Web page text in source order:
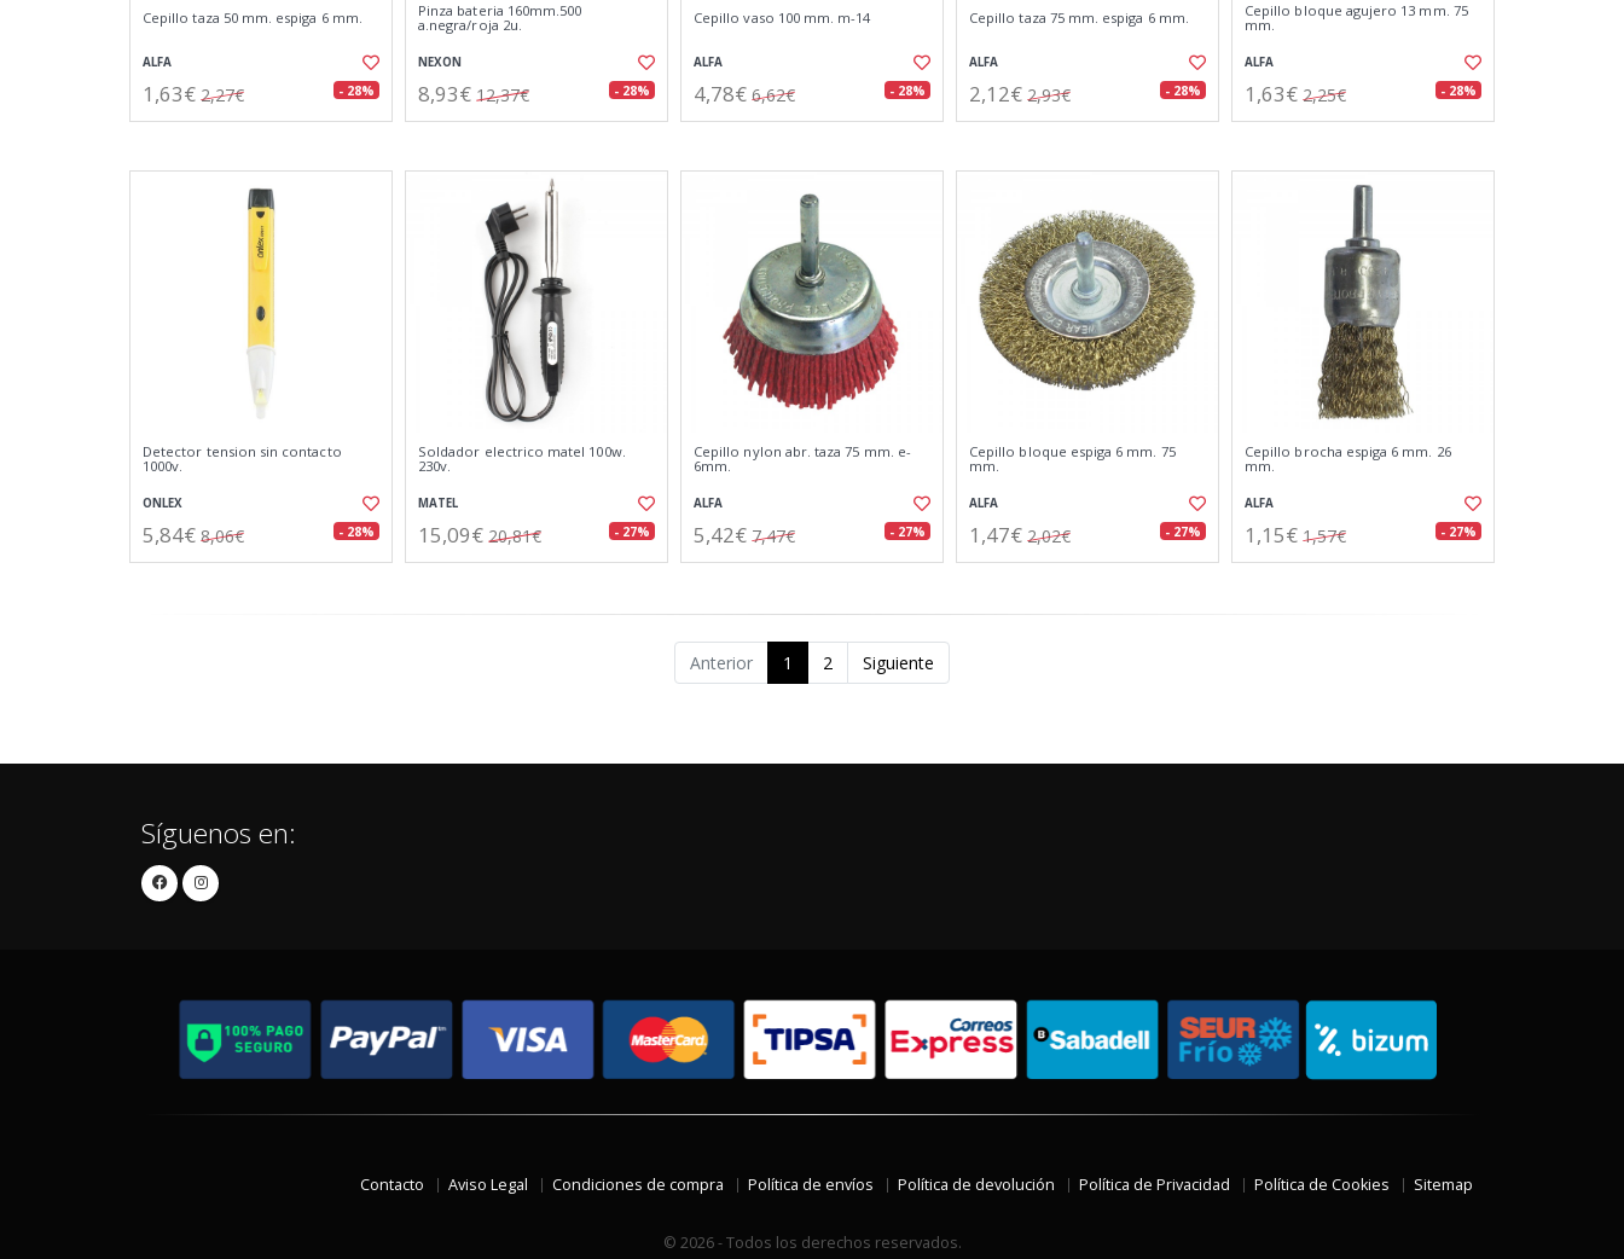
Cepillo taza 50 mm. espiga 6 mm.
ALFA
1,63€ 2,27€ - 28%
Pinza bateria 160mm.500
a.negra/roja 2u.
NEXON
8,93€ 12,37€ - 28%
Cepillo vaso 100 mm. m-14
ALFA
4,78€ 6,62€ - 28%
Cepillo taza 75 mm. espiga 6 mm.
ALFA
2,12€ 2,93€ - 28%
Cepillo bloque agujero 13 mm. 75
mm.
ALFA
1,63€ 2,25€ - 28%
Detector tension sin contacto
1000v.
ONLEX
5,84€ 8,06€ - 28%
Soldador electrico matel 100w.
230v.
MATEL
15,09€ 20,81€ - 27%
Cepillo nylon abr. taza 75 mm. e-
6mm.
ALFA
5,42€ 7,47€ - 27%
Cepillo bloque espiga 6 mm. 75
mm.
ALFA
1,47€ 2,02€ - 27%
Cepillo brocha espiga 6 mm. 26
mm.
ALFA
1,15€ 1,57€ - 27%
Anterior 1 2 Siguiente
Síguenos en:
Contacto Aviso Legal Condiciones de compra Política de envíos Política de devolución Política de Privacidad Política de Cookies Sitemap
© 2026 - Todos los derechos reservados.